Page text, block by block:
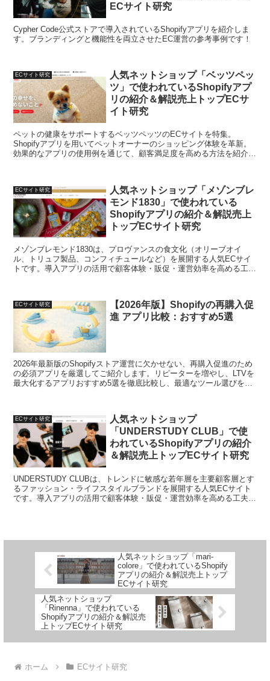
ECサイト研究
Cypher Code公式ストアで導入されているShopifyアプリを紹介しま
す。ブランディングと機能性を両立させたEC運営の参考事例です！
ECサイト研究
人気ネットショップ「ベッツペッ
ツ」で使われているShopifyアプ
リの紹介＆解説売上トップECサ
イト研究
ペットの健康をサポートするベッツペッツのECサイトを特集。
Shopifyアプリを用いてペットオーナーのショッピング体験を革新。
効果的なアプリの使用例を通じて、顧客満足度を高める方法を紹介。
ECサイト研究
人気ネットショップ「メゾンブレ
モンド1830」で使われている
Shopifyアプリの紹介＆解説売上
トップECサイト研究
メゾンブレモンド1830は、プロヴァンスの食文化（オリーブオイ
ル、トリュフ製品、コンフィチュールなど）を展開する人気ECサイ
トです。導入アプリの活用で顧客体験・販促・運営効率を高める工夫
ECサイト研究
【2026年版】Shopifyの再購入促
進 アプリ比較：おすすめ5選
2026年最新版のShopifyストア運営に欠かせない、再購入促進のため
の必須アプリを厳選してご紹介します。リピーターを増やし、LTVを
最大化するアプリおすすめ5選を徹底比較し、最適なツール選びをサ
ECサイト研究
人気ネットショップ
「UNDERSTUDY CLUB」で使
われているShopifyアプリの紹介
＆解説売上トップECサイト研究
UNDERSTUDY CLUBは、トレンドに敏感な若年層を主要顧客層とす
るファッション・ライフスタイルブランドを展開する人気ECサイト
です。導入アプリの活用で顧客体験・販促・運営効率を高める工夫を
人気ネットショップ「mari-
colore」で使われているShopify
アプリの紹介＆解説売上トップ
ECサイト研究
人気ネットショップ
「Rinenna」で使われている
Shopifyアプリの紹介＆解説売
上トップECサイト研究
ホーム ECサイト研究